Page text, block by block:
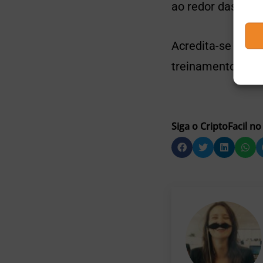
ao redor das
Acredita-se que,
treinamento será
Siga o CriptoFacil no